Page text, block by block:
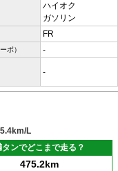
ハイオク
ガソリン
FR
ボ） -
-
5.4km/L
タンでどこまで走る？
475.2km